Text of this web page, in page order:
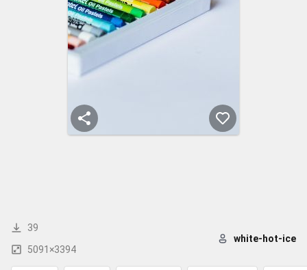
39
5091×3394
white-hot-ice